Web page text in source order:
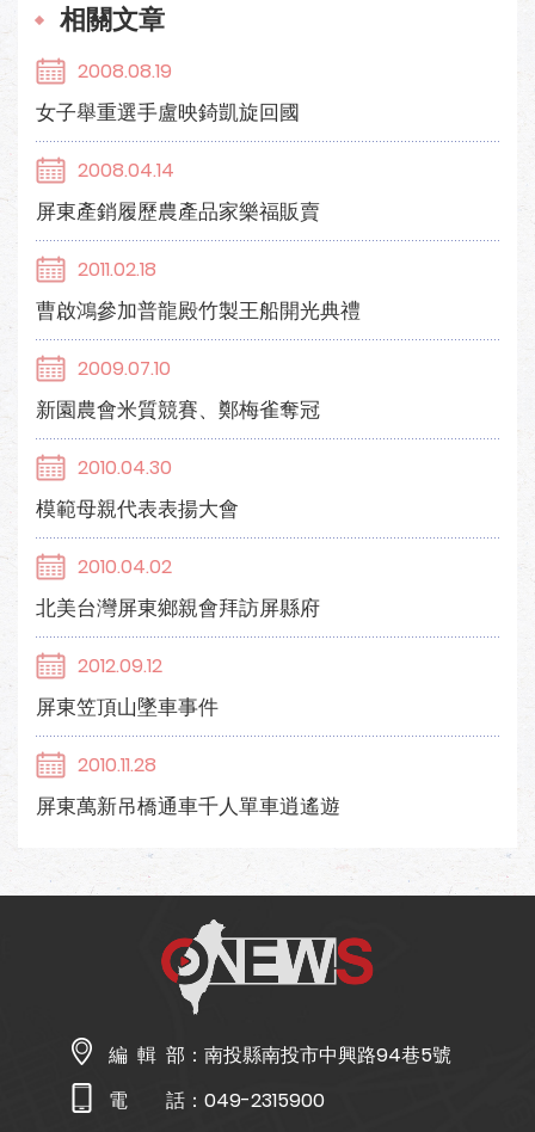
相關文章
2008.08.19
女子舉重選手盧映錡凱旋回國
2008.04.14
屏東產銷履歷農產品家樂福販賣
2011.02.18
曹啟鴻參加普龍殿竹製王船開光典禮
2009.07.10
新園農會米質競賽、鄭梅雀奪冠
2010.04.30
模範母親代表表揚大會
2010.04.02
北美台灣屏東鄉親會拜訪屏縣府
2012.09.12
屏東笠頂山墜車事件
2010.11.28
屏東萬新吊橋通車千人單車逍遙遊
編 輯 部： 南投縣南投市中興路94巷5號
電 話： 049-2315900